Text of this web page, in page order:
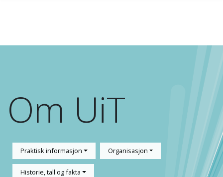
Om UiT
Praktisk informasjon Organisasjon
Historie, tall og fakta